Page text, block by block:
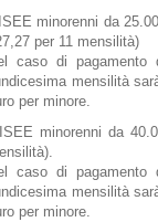
minorenni da
per 11 mensilità)
caso di pagamento
mensilità
per minore.
minorenni da
caso di pagamento
mensilità
per minore.